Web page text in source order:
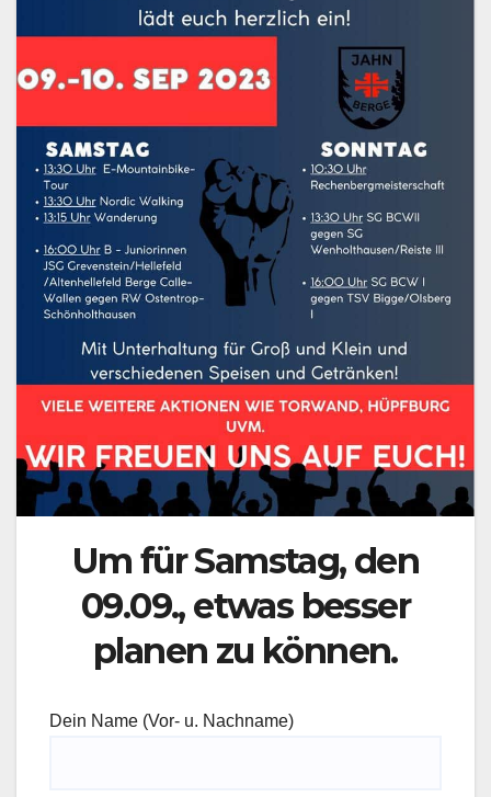
Um für Samstag, den
09.09., etwas besser
planen zu können.
Dein Name (Vor- u. Nachname)